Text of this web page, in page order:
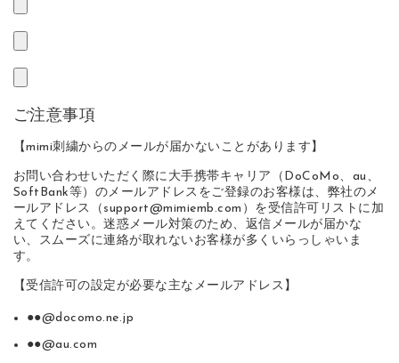
ご注意事項
【mimi刺繍からのメールが届かないことがあります】
お問い合わせいただく際に大手携帯キャリア（DoCoMo、au、
SoftBank等）のメールアドレスをご登録のお客様は、弊社のメ
ールアドレス（support@mimiemb.com）を受信許可リストに加
えてください。迷惑メール対策のため、返信メールが届かな
い、スムーズに連絡が取れないお客様が多くいらっしゃいま
す。
【受信許可の設定が必要な主なメールアドレス】
●●@docomo.ne.jp
●●@au.com